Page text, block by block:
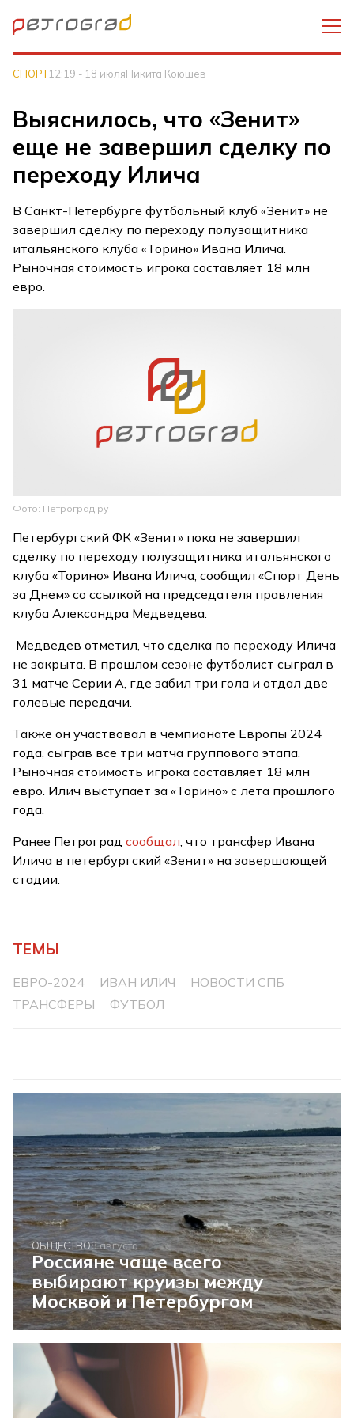
СПОРТ12:19 - 18 июляНикита Коюшев
Выяснилось, что «Зенит»
еще не завершил сделку по
переходу Илича
В Санкт-Петербурге футбольный клуб «Зенит» не
завершил сделку по переходу полузащитника
итальянского клуба «Торино» Ивана Илича.
Рыночная стоимость игрока составляет 18 млн
евро.
Фото: Петроград.ру
Петербургский ФК «Зенит» пока не завершил
сделку по переходу полузащитника итальянского
клуба «Торино» Ивана Илича, сообщил «Спорт День
за Днем» со ссылкой на председателя правления
клуба Александра Медведева.
Медведев отметил, что сделка по переходу Илича
не закрыта. В прошлом сезоне футболист сыграл в
31 матче Серии А, где забил три гола и отдал две
голевые передачи.
Также он участвовал в чемпионате Европы 2024
года, сыграв все три матча группового этапа.
Рыночная стоимость игрока составляет 18 млн
евро. Илич выступает за «Торино» с лета прошлого
года.
Ранее Петроградсообщал , что трансфер Ивана
Илича в петербургский «Зенит» на завершающей
стадии.
ТЕМЫ
ЕВРО-2024 ИВАН ИЛИЧ
НОВОСТИ СПБ
ТРАНСФЕРЫ
ФУТБОЛ
ОБЩЕСТВО8 августа
Россияне чаще всего
выбирают круизы между
Москвой и Петербургом